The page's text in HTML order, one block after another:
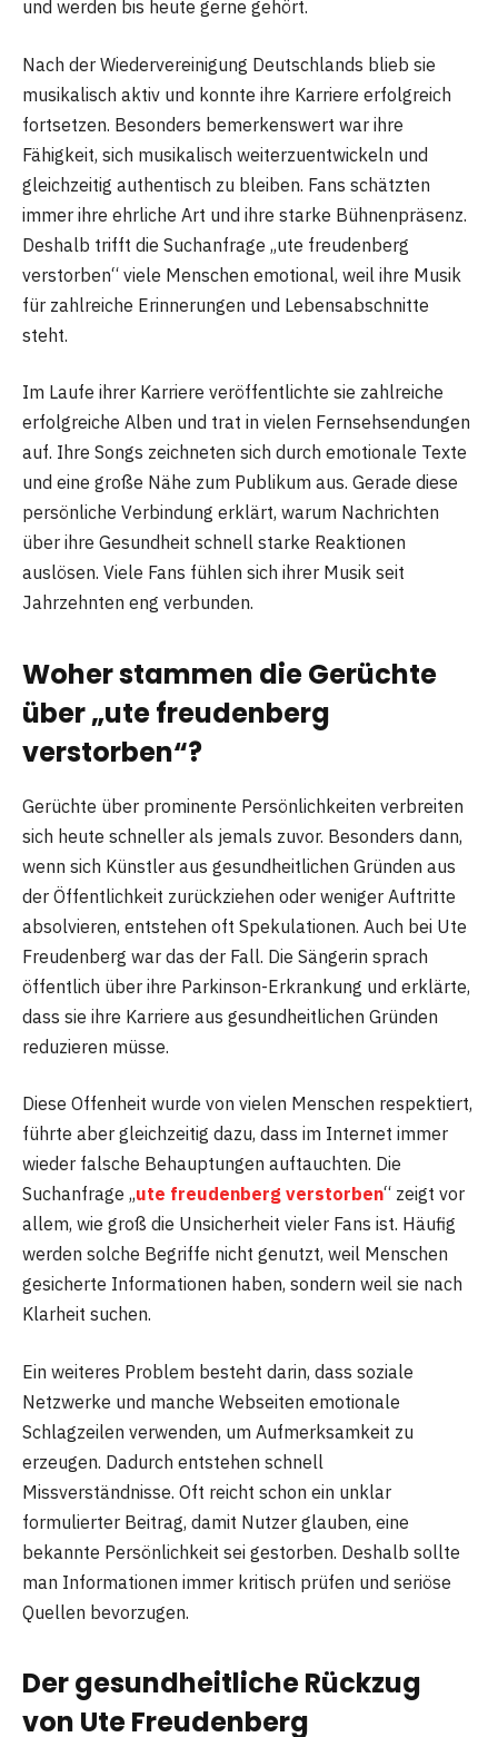
und werden bis heute gerne gehört.
Nach der Wiedervereinigung Deutschlands blieb sie
musikalisch aktiv und konnte ihre Karriere erfolgreich
fortsetzen. Besonders bemerkenswert war ihre
Fähigkeit, sich musikalisch weiterzuentwickeln und
gleichzeitig authentisch zu bleiben. Fans schätzten
immer ihre ehrliche Art und ihre starke Bühnenpräsenz.
Deshalb trifft die Suchanfrage „ute freudenberg
verstorben“ viele Menschen emotional, weil ihre Musik
für zahlreiche Erinnerungen und Lebensabschnitte
steht.
Im Laufe ihrer Karriere veröffentlichte sie zahlreiche
erfolgreiche Alben und trat in vielen Fernsehsendungen
auf. Ihre Songs zeichneten sich durch emotionale Texte
und eine große Nähe zum Publikum aus. Gerade diese
persönliche Verbindung erklärt, warum Nachrichten
über ihre Gesundheit schnell starke Reaktionen
auslösen. Viele Fans fühlen sich ihrer Musik seit
Jahrzehnten eng verbunden.
Woher stammen die Gerüchte
über „ute freudenberg
verstorben“?
Gerüchte über prominente Persönlichkeiten verbreiten
sich heute schneller als jemals zuvor. Besonders dann,
wenn sich Künstler aus gesundheitlichen Gründen aus
der Öffentlichkeit zurückziehen oder weniger Auftritte
absolvieren, entstehen oft Spekulationen. Auch bei Ute
Freudenberg war das der Fall. Die Sängerin sprach
öffentlich über ihre Parkinson-Erkrankung und erklärte,
dass sie ihre Karriere aus gesundheitlichen Gründen
reduzieren müsse.
Diese Offenheit wurde von vielen Menschen respektiert,
führte aber gleichzeitig dazu, dass im Internet immer
wieder falsche Behauptungen auftauchten. Die
Suchanfrage „ute freudenberg verstorben“ zeigt vor
allem, wie groß die Unsicherheit vieler Fans ist. Häufig
werden solche Begriffe nicht genutzt, weil Menschen
gesicherte Informationen haben, sondern weil sie nach
Klarheit suchen.
Ein weiteres Problem besteht darin, dass soziale
Netzwerke und manche Webseiten emotionale
Schlagzeilen verwenden, um Aufmerksamkeit zu
erzeugen. Dadurch entstehen schnell
Missverständnisse. Oft reicht schon ein unklar
formulierter Beitrag, damit Nutzer glauben, eine
bekannte Persönlichkeit sei gestorben. Deshalb sollte
man Informationen immer kritisch prüfen und seriöse
Quellen bevorzugen.
Der gesundheitliche Rückzug
von Ute Freudenberg